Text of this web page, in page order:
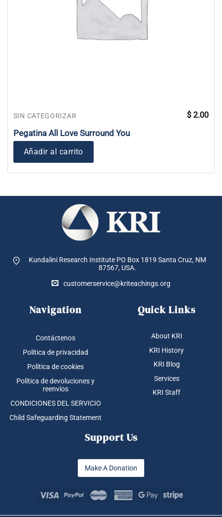
SIN CATEGORIZAR
Pegatina All Love Surround You
$ 2.00
Añadir al carrito
Kundalini Research Institute PO Box 1819 Santa Cruz, NM
87567, USA.
customerservice@kriteachings.org
Navigation
Contáctenos
Política de privacidad
Política de cookies
Política de devoluciones y
reenvíos
CONDICIONES DEL SERVICIO
Child Safeguarding Statement
Quick Links
About KRI
KRI History
KRI Blog
Services
KRI Staff
Support Us
Make A Donation